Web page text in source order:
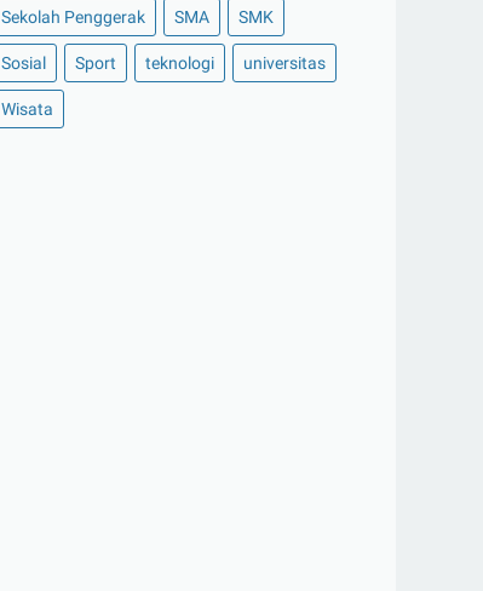
Sekolah Penggerak SMA SMK
Sosial Sport teknologi universitas
Wisata